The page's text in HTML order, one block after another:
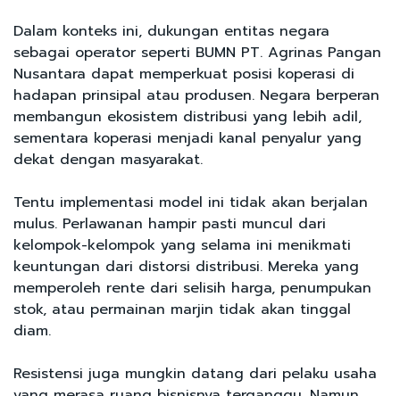
Dalam konteks ini, dukungan entitas negara
sebagai operator seperti BUMN PT. Agrinas Pangan
Nusantara dapat memperkuat posisi koperasi di
hadapan prinsipal atau produsen. Negara berperan
membangun ekosistem distribusi yang lebih adil,
sementara koperasi menjadi kanal penyalur yang
dekat dengan masyarakat.
Tentu implementasi model ini tidak akan berjalan
mulus. Perlawanan hampir pasti muncul dari
kelompok-kelompok yang selama ini menikmati
keuntungan dari distorsi distribusi. Mereka yang
memperoleh rente dari selisih harga, penumpukan
stok, atau permainan marjin tidak akan tinggal
diam.
Resistensi juga mungkin datang dari pelaku usaha